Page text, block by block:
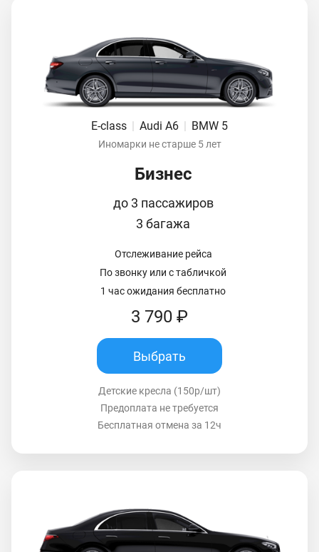
E-class | Audi A6 | BMW 5
Иномарки не старше 5 лет
Бизнес
до 3 пассажиров
3 багажа
Отслеживание рейса
По звонку или с табличкой
1 час ожидания бесплатно
3 790 ₽
Выбрать
Детские кресла (150р/шт)
Предоплата не требуется
Бесплатная отмена за 12ч